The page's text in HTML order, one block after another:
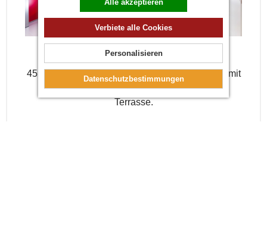
CLASSIC APARTMENT
35 m² große Zwei-Zimmer-Wohnung mit
Kochnische, Schlafsofa, Doppelzimmer, Bad
großer Terrasse.
Alle akzeptieren
Verbiete alle Cookies
Personalisieren
Datenschutzbestimmungen